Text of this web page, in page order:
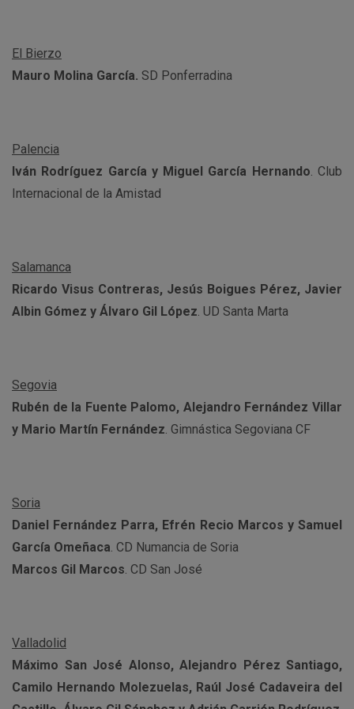
El Bierzo
Mauro Molina García. SD Ponferradina
Palencia
Iván Rodríguez García y Miguel García Hernando. Club
Internacional de la Amistad
Salamanca
Ricardo Visus Contreras, Jesús Boigues Pérez, Javier
Albin Gómez y Álvaro Gil López. UD Santa Marta
Segovia
Rubén de la Fuente Palomo, Alejandro Fernández Villar
y Mario Martín Fernández. Gimnástica Segoviana CF
Soria
Daniel Fernández Parra, Efrén Recio Marcos y Samuel
García Omeñaca. CD Numancia de Soria
Marcos Gil Marcos. CD San José
Valladolid
Máximo San José Alonso, Alejandro Pérez Santiago,
Camilo Hernando Molezuelas, Raúl José Cadaveira del